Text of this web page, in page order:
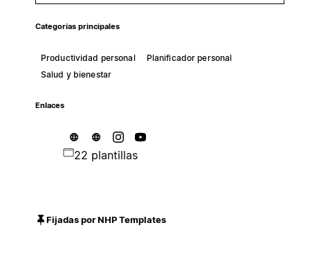
Categorías principales
Productividad personal
Planificador personal
Salud y bienestar
Enlaces
22 plantillas
Fijadas por NHP Templates